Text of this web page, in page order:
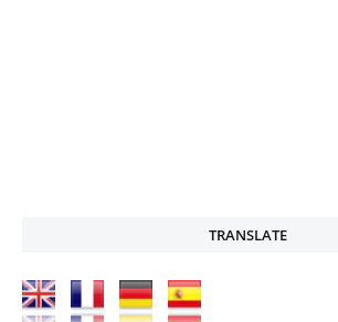
TRANSLATE